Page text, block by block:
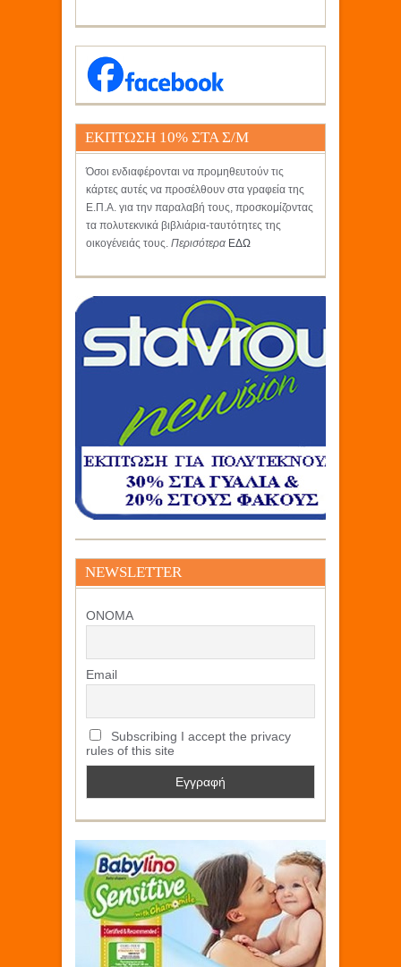
ΕΚΠΤΩΣΗ 10% ΣΤΑ Σ/Μ
ΚΡΗΤΙΚΟΣ
Όσοι ενδιαφέρονται να προμηθευτούν τις
κάρτες αυτές να προσέλθουν στα γραφεία της
Ε.Π.Α. για την παραλαβή τους, προσκομίζοντας
τα πολυτεκνικά βιβλιάρια-ταυτότητες της
οικογένειάς τους. Περισότερα ΕΔΩ
NEWSLETTER
ΟΝΟΜΑ
Email
Subscribing I accept the privacy
rules of this site